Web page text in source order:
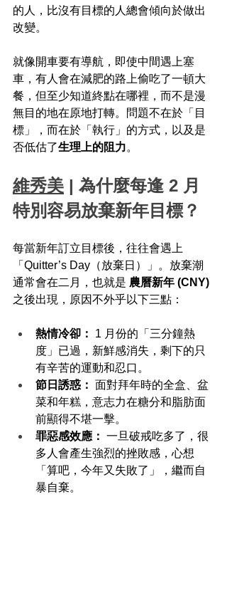
的人，比沒有目標的人總會傾向於做出
改變。
就像開車要有導航，即使中間遇上塞
車，有人會在減肥的路上偷吃了一頓大
餐，但至少知道終點在哪裡，而不是漫
無目的地在原地打轉。問題不在於「目
標」，而在於「執行」的方式，以及是
否低估了生理上的阻力。
維秀美 | 為什麼每逢 2 月
特別容易放棄新年目標？
每當新年訂立目標後，往往會遇上
「Quitter’s Day（放棄日）」。放棄潮
通常會在二月，也就是 農曆新年 (CNY)
之後出現，原因不外乎以下三點：
熱情冷卻：
1 月份的「三分鐘熱
度」已過，新鮮感消失，剩下的只
有辛苦的運動和忍口。
節日誘惑： 面對拜年時的全盒、盆
菜和年糕，意志力在糖分和脂肪面
前顯得不堪一擊。
罪惡感效應： 一旦破戒吃多了，很
多人會產生強烈的挫敗感，心想
「算吧，今年又失敗了」，繼而自
暴自棄。